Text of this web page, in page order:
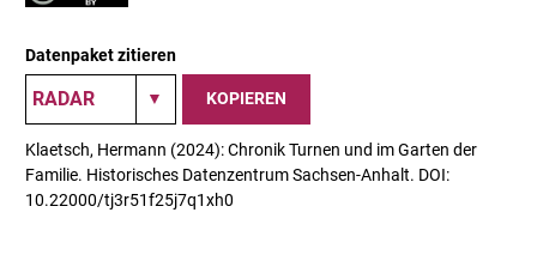
Datenpaket zitieren
KOPIEREN
Klaetsch, Hermann (2024): Chronik Turnen und im Garten der
Familie. Historisches Datenzentrum Sachsen-Anhalt. DOI:
10.22000/tj3r51f25j7q1xh0